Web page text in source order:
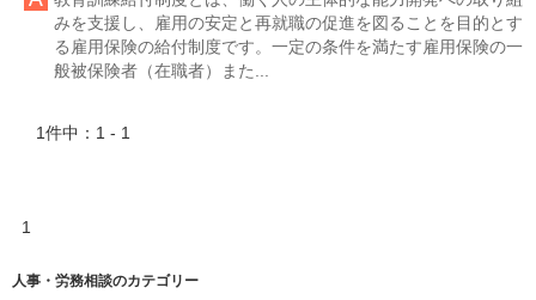
みを支援し、雇用の安定と再就職の促進を図ることを目的とす
る雇用保険の給付制度です。一定の条件を満たす雇用保険の一
般被保険者（在職者）また...
1件中：1 - 1
1
人事・労務相談のカテゴリー